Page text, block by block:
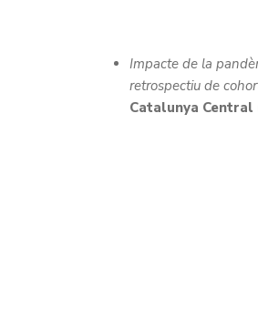
Impacte de la
retrospectiu de
Catalunya Central